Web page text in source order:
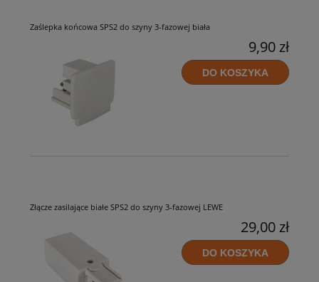
Zaślepka końcowa SPS2 do szyny 3-fazowej biała
9,90 zł
DO KOSZYKA
Złącze zasilające białe SPS2 do szyny 3-fazowej LEWE
29,00 zł
DO KOSZYKA